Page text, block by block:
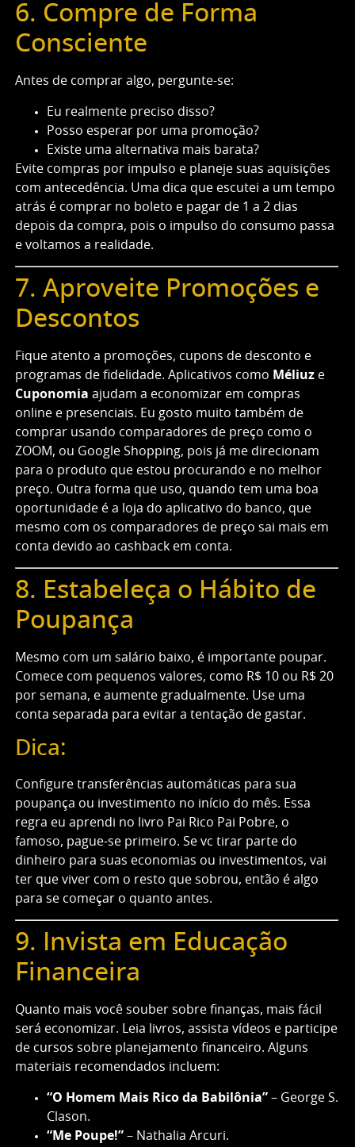
6. Compre de Forma
Consciente
Antes de comprar algo, pergunte-se:
Eu realmente preciso disso?
Posso esperar por uma promoção?
Existe uma alternativa mais barata?
Evite compras por impulso e planeje suas aquisições
com antecedência. Uma dica que escutei a um tempo
atrás é comprar no boleto e pagar de 1 a 2 dias
depois da compra, pois o impulso do consumo passa
e voltamos a realidade.
7. Aproveite Promoções e
Descontos
Fique atento a promoções, cupons de desconto e
programas de fidelidade. Aplicativos como Méliuz e
Cuponomia ajudam a economizar em compras
online e presenciais. Eu gosto muito também de
comprar usando comparadores de preço como o
ZOOM, ou Google Shopping, pois já me direcionam
para o produto que estou procurando e no melhor
preço. Outra forma que uso, quando tem uma boa
oportunidade é a loja do aplicativo do banco, que
mesmo com os comparadores de preço sai mais em
conta devido ao cashback em conta.
8. Estabeleça o Hábito de
Poupança
Mesmo com um salário baixo, é importante poupar.
Comece com pequenos valores, como R$ 10 ou R$ 20
por semana, e aumente gradualmente. Use uma
conta separada para evitar a tentação de gastar.
Dica:
Configure transferências automáticas para sua
poupança ou investimento no início do mês. Essa
regra eu aprendi no livro Pai Rico Pai Pobre, o
famoso, pague-se primeiro. Se vc tirar parte do
dinheiro para suas economias ou investimentos, vai
ter que viver com o resto que sobrou, então é algo
para se começar o quanto antes.
9. Invista em Educação
Financeira
Quanto mais você souber sobre finanças, mais fácil
será economizar. Leia livros, assista vídeos e participe
de cursos sobre planejamento financeiro. Alguns
materiais recomendados incluem:
“O Homem Mais Rico da Babilônia” – George S.
Clason.
“Me Poupe!” – Nathalia Arcuri.